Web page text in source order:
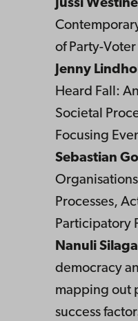
Jussi
of Party-
Jenny
Heard Fall:
Societal
Focusing
Sebastian
Processes,
Participatory
Nanuli
democracy
mapping out
success